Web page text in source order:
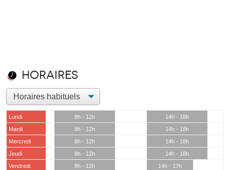
Horaires
Lundi 8h - 12h
14h - 18h
Mardi
8h - 12h
14h - 18h
Mercredi
8h - 12h
14h - 18h
Jeudi
8h - 12h
14h - 18h
Vendredi
8h - 12h
14h - 17h